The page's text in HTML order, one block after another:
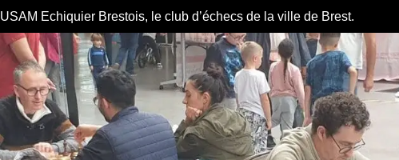
USAM Echiquier Brestois, le club d’échecs de la ville de